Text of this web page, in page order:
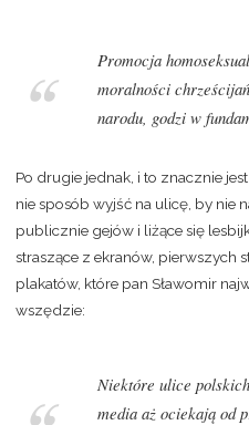
Promocja
moralności
narodu, godzi w
Po drugie jednak, i to znacznie
nie sposób wyjść na ulicę, by nie
publicznie gejów i liżące się
straszące z ekranów, pierwszych
plakatów, które pan Sławomir
wszędzie:
Niektóre ulice
media aż ociekają od